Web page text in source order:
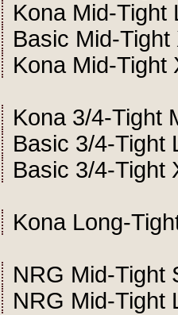
Kona Mid-Tight
Basic Mid-
Kona Mid-Tight
Kona 3/4-Tight
Basic 3/4-Tight
Basic 3/4-Tight
Kona Long-
NRG Mid-Tight
NRG Mid-Tight